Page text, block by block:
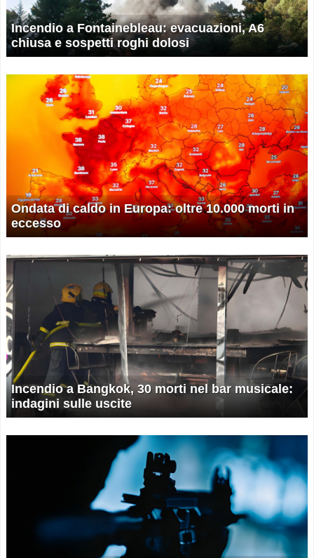
Incendio a Fontainebleau: evacuazioni, A6
chiusa e sospetti roghi dolosi
Ondata di caldo in Europa: oltre 10.000 morti in
eccesso
Incendio a Bangkok, 30 morti nel bar musicale:
indagini sulle uscite